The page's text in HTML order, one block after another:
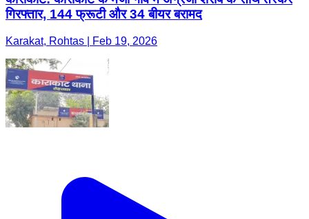
गिरफ्तार, 144 फ्रूटी और 34 बीयर बरामद
Karakat, Rohtas | Feb 19, 2026